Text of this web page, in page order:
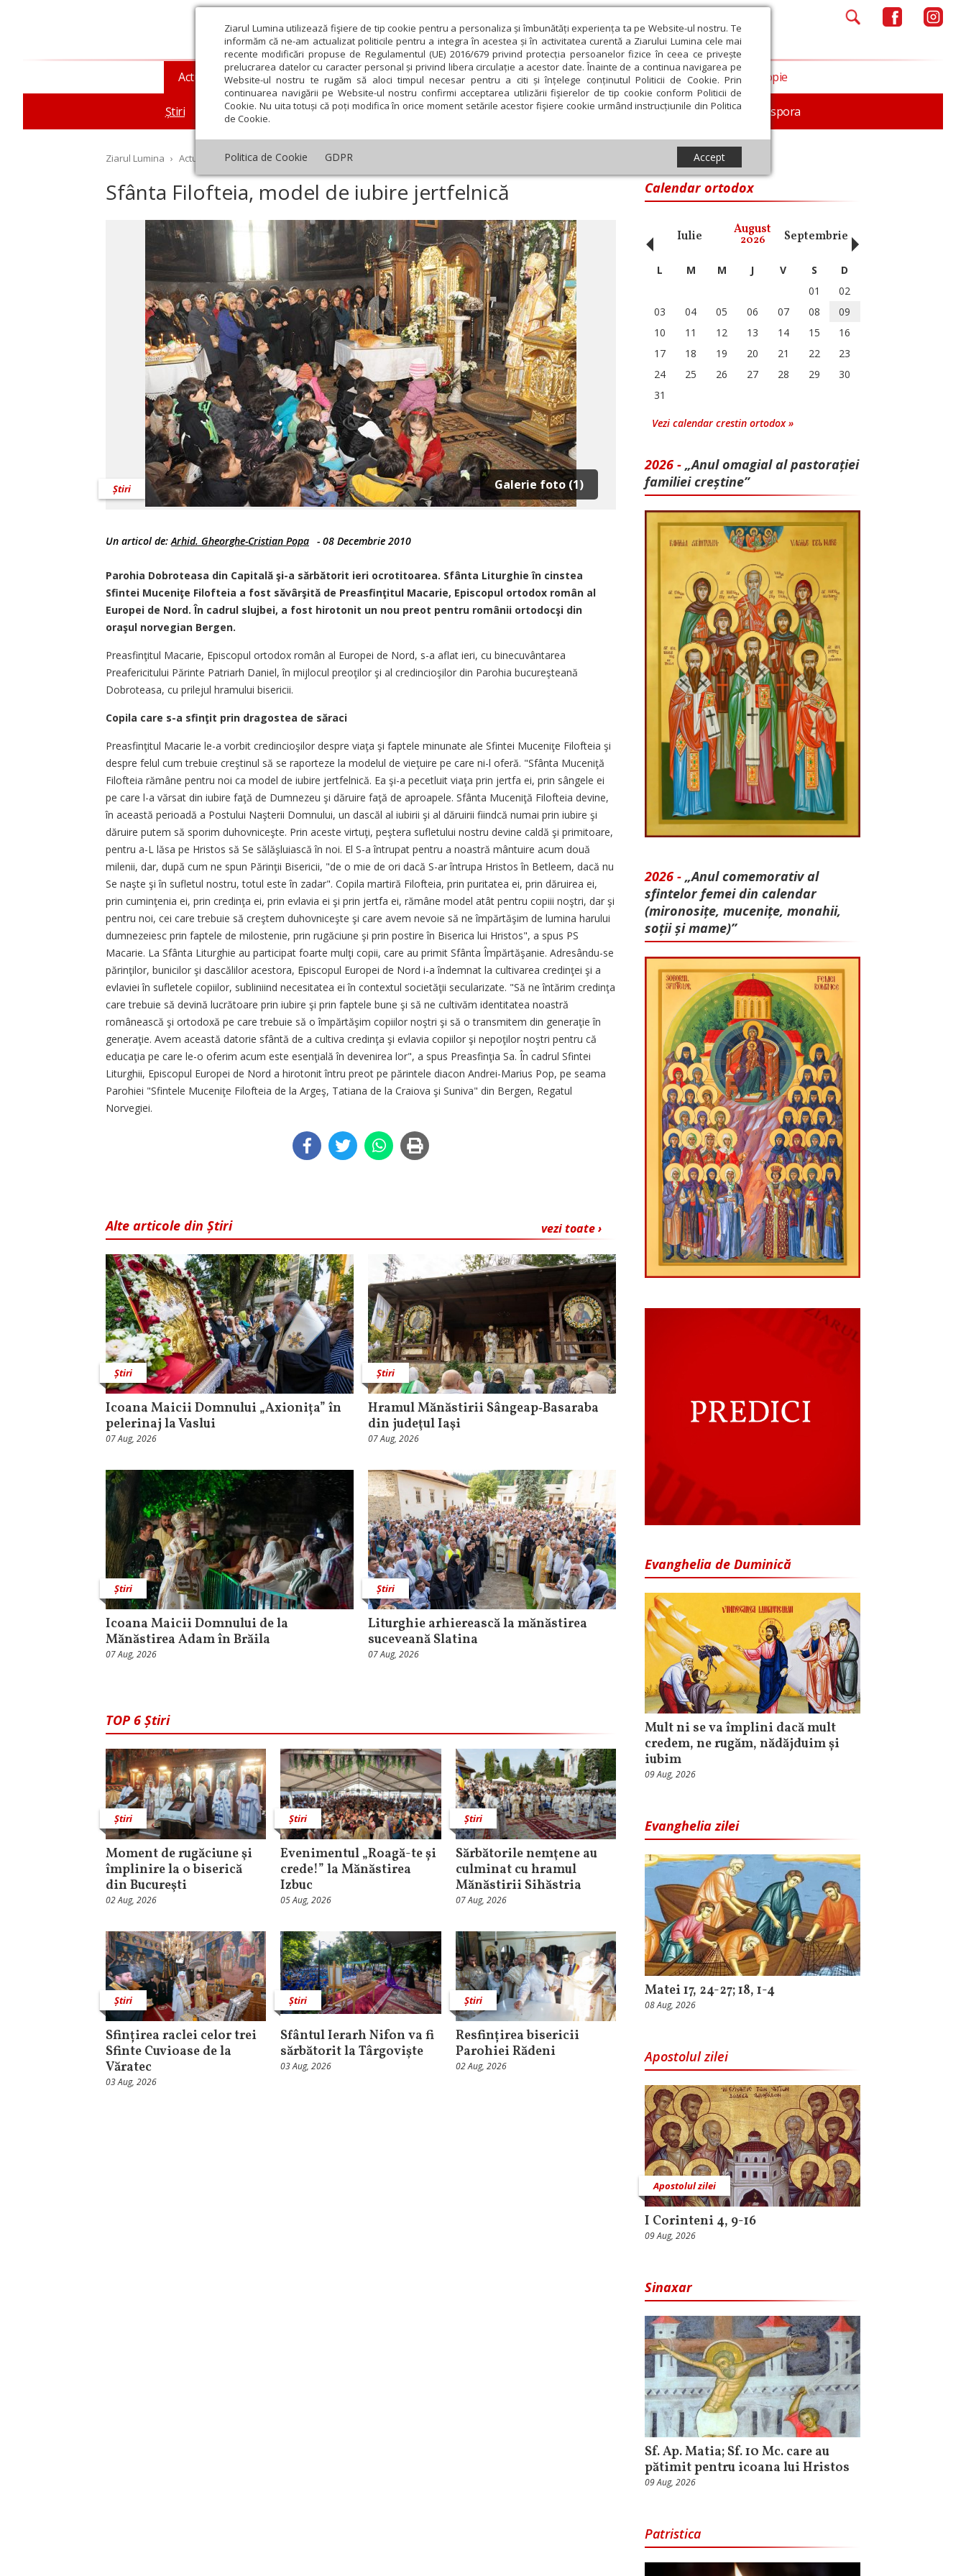
Ziarul Lumina utilizează fişiere de tip cookie pentru a personaliza și îmbunătăți experiența ta pe Website-ul nostru. Te
informăm că ne-am actualizat politicile pentru a integra în acestea și în activitatea curentă a Ziarului Lumina cele mai
recente modificări propuse de Regulamentul (UE) 2016/679 privind protecția persoanelor fizice în ceea ce privește
prelucrarea datelor cu caracter personal și privind libera circulație a acestor date. Înainte de a continua navigarea pe
Website-ul nostru te rugăm să aloci timpul necesar pentru a citi și înțelege conținutul Politicii de Cookie. Prin
continuarea navigării pe Website-ul nostru confirmi acceptarea utilizării fişierelor de tip cookie conform Politicii de
Cookie. Nu uita totuși că poți modifica în orice moment setările acestor fişiere cookie urmând instrucțiunile din Politica
de Cookie.
Politica de Cookie GDPR Accept
Actualitate religioasă
Știri Mesaje și cuvântări An omagial Comunicate de presă Documentar In memoriam Diaspora
Teologie și spiritualitate Educaţie și Cultură Societate Opinii Filantropie
Ziarul Lumina › Actualitate religioasă › Știri › Sfânta Filofteia, model de iubire jertfelnică
Sfânta Filofteia, model de iubire jertfelnică
Galerie foto (1)
Știri
Un articol de:Arhid. Gheorghe-Cristian Popa - 08 Decembrie 2010
Parohia Dobroteasa din Capitală şi-a sărbătorit ieri ocrotitoarea. Sfânta Liturghie în cinstea
Sfintei Muceniţe Filofteia a fost săvârşită de Preasfinţitul Macarie, Episcopul ortodox român al
Europei de Nord. În cadrul slujbei, a fost hirotonit un nou preot pentru românii ortodocşi din
oraşul norvegian Bergen.
Preasfinţitul Macarie, Episcopul ortodox român al Europei de Nord, s-a aflat ieri, cu binecuvântarea
Preafericitului Părinte Patriarh Daniel, în mijlocul preoţilor şi al credincioşilor din Parohia bucureşteană
Dobroteasa, cu prilejul hramului bisericii.
Copila care s-a sfinţit prin dragostea de săraci
Preasfinţitul Macarie le-a vorbit credincioşilor despre viaţa şi faptele minunate ale Sfintei Muceniţe Filofteia şi
despre felul cum trebuie creştinul să se raporteze la modelul de vieţuire pe care ni-l oferă. "Sfânta Muceniţă
Filofteia rămâne pentru noi ca model de iubire jertfelnică. Ea şi-a pecetluit viaţa prin jertfa ei, prin sângele ei
pe care l-a vărsat din iubire faţă de Dumnezeu şi dăruire faţă de aproapele. Sfânta Muceniţă Filofteia devine,
în această perioadă a Postului Naşterii Domnului, un dascăl al iubirii şi al dăruirii fiindcă numai prin iubire şi
dăruire putem să sporim duhovniceşte. Prin aceste virtuţi, peştera sufletului nostru devine caldă şi primitoare,
pentru a-L lăsa pe Hristos să Se sălăşluiască în noi. El S-a întrupat pentru a noastră mântuire acum două
milenii, dar, după cum ne spun Părinţii Bisericii, "de o mie de ori dacă S-ar întrupa Hristos în Betleem, dacă nu
Se naşte şi în sufletul nostru, totul este în zadar". Copila martiră Filofteia, prin puritatea ei, prin dăruirea ei,
prin cuminţenia ei, prin credinţa ei, prin evlavia ei şi prin jertfa ei, rămâne model atât pentru copiii noştri, dar şi
pentru noi, cei care trebuie să creştem duhovniceşte şi care avem nevoie să ne împărtăşim de lumina harului
dumnezeiesc prin faptele de milostenie, prin rugăciune şi prin postire în Biserica lui Hristos", a spus PS
Macarie. La Sfânta Liturghie au participat foarte mulţi copii, care au primit Sfânta Împărtăşanie. Adresându-se
părinţilor, bunicilor şi dascălilor acestora, Episcopul Europei de Nord i-a îndemnat la cultivarea credinţei şi a
evlaviei în sufletele copiilor, subliniind necesitatea ei în contextul societăţii secularizate. "Să ne întărim credinţa
care trebuie să devină lucrătoare prin iubire şi prin faptele bune şi să ne cultivăm identitatea noastră
românească şi ortodoxă pe care trebuie să o împărtăşim copiilor noştri şi să o transmitem din generaţie în
generaţie. Avem această datorie sfântă de a cultiva credinţa şi evlavia copiilor şi nepoţilor noştri pentru că
educaţia pe care le-o oferim acum este esenţială în devenirea lor", a spus Preasfinţia Sa. În cadrul Sfintei
Liturghii, Episcopul Europei de Nord a hirotonit întru preot pe părintele diacon Andrei-Marius Pop, pe seama
Parohiei "Sfintele Muceniţe Filofteia de la Argeş, Tatiana de la Craiova şi Suniva" din Bergen, Regatul
Norvegiei.
vezi toate ›
Alte articole din Știri
Știri
Icoana Maicii Domnului „Axionița” în
pelerinaj la Vaslui
07 Aug, 2026
Știri
Hramul Mănăstirii Sângeap‑Basaraba
din judeţul Iaşi
07 Aug, 2026
Știri
Icoana Maicii Domnului de la
Mănăstirea Adam în Brăila
07 Aug, 2026
Știri
Liturghie arhierească la mănăstirea
suceveană Slatina
07 Aug, 2026
TOP 6 Știri
Știri
Moment de rugăciune şi
împlinire la o biserică
din Bucureşti
02 Aug, 2026
Știri
Evenimentul „Roagă-te și
crede!” la Mănăstirea
Izbuc
05 Aug, 2026
Știri
Sărbătorile nemţene au
culminat cu hramul
Mănăstirii Sihăstria
07 Aug, 2026
Știri
Sfințirea raclei celor trei
Sfinte Cuvioase de la
Văratec
03 Aug, 2026
Știri
Sfântul Ierarh Nifon va fi
sărbătorit la Târgoviște
03 Aug, 2026
Știri
Resfințirea bisericii
Parohiei Rădeni
02 Aug, 2026
Calendar ortodox
Noiembrie Decembrie Ianuarie Februarie Martie Aprilie Mai Iulie August
2026 Septembrie Octombrie
‹ L M M J V S
D
01
02
03
04 05 06 07 08
09
10
11 12 13 14 15
16
17
18 19 20 21 22
23
24
25 26 27 28 29
30
31
Vezi calendar crestin ortodox »
2026 - „Anul omagial al pastorației
familiei creștine”
2026 - „Anul comemorativ al
sfintelor femei din calendar
(mironosițe, mu­cenițe, monahii,
soții și mame)”
Evanghelia de Duminică
Mult ni se va împlini dacă mult
credem, ne rugăm, nădăjduim și
iubim
09 Aug, 2026
Evanghelia zilei
Matei 17, 24-27; 18, 1-4
08 Aug, 2026
Apostolul zilei
Apostolul zilei
I Corinteni 4, 9-16
09 Aug, 2026
Sinaxar
Sf. Ap. Matia; Sf. 10 Mc. care au
pătimit pentru icoana lui Hristos
09 Aug, 2026
Patristica